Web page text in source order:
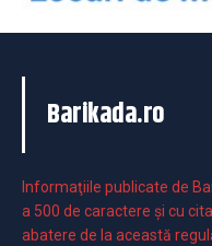
Barikada.ro
Informaţiile publicate de
a 500 de caractere şi cu
abatere de la această